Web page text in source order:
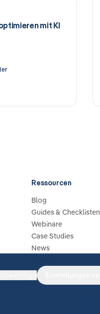
mit KI
Ressourcen
Blog
Guides & Checklisten
Webinare
Case Studies
News